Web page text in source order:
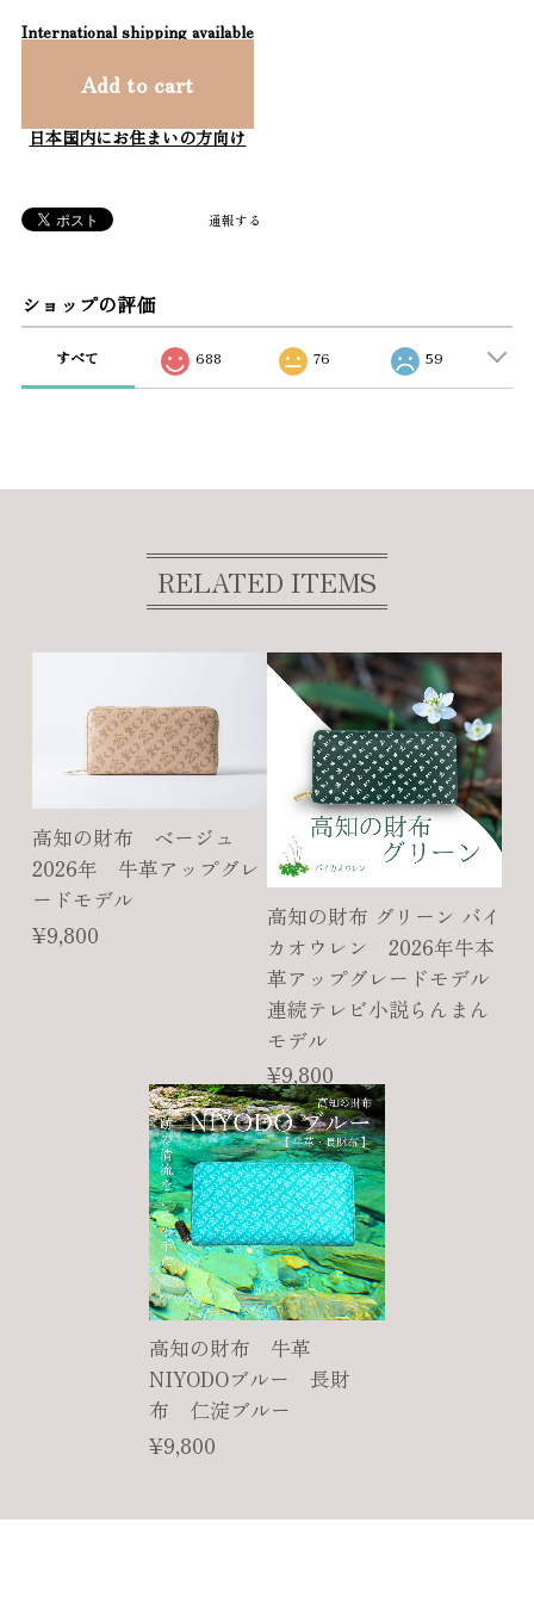
International shipping available
Add to cart
日本国内にお住まいの方向け
通報する
ショップの評価
すべて 688 76 59
RELATED ITEMS
高知の財布 ベージュ
2026年 牛革アップグレ
ードモデル
¥9,800
高知の財布 グリーン バイ
カオウレン 2026年牛本
革アップグレードモデル
連続テレビ小説らんまん
モデル
¥9,800
高知の財布 牛革
NIYODOブルー 長財
布 仁淀ブルー
¥9,800